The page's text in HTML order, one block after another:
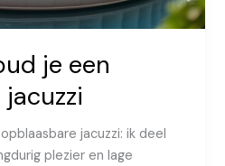
je een
jacuzzi: ik deel
plezier en lage